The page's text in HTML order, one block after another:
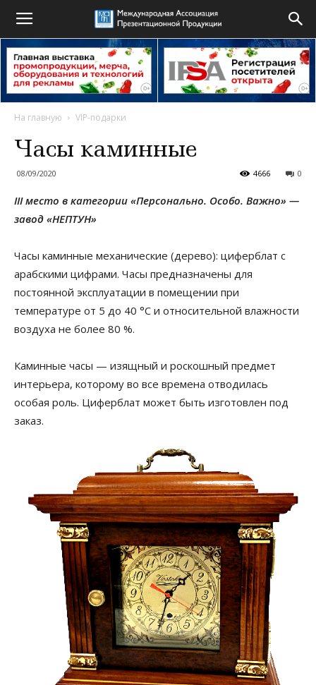
На главную VIP-подарки
Часы каминные
08/09/2020 0
4666
III место в категории «Персонально. Особо. Важно» —
завод «НЕПТУН»
Часы каминные механические (дерево): циферблат с
арабскими цифрами. Часы предназначены для
постоянной эксплуатации в помещении при
температуре от 5 до 40 °С и относительной влажности
воздуха не более 80 %.
Каминные часы — изящный и роскошный предмет
интерьера, которому во все времена отводилась
особая роль. Циферблат может быть изготовлен под
заказ.